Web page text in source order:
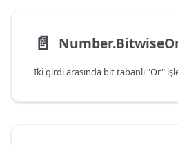
📄️